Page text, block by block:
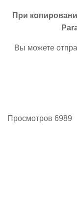
При
Вы можете
Просмотров 6989